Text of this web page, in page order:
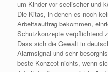
um Kinder vor seelischer und
Die Kitas, in denen es noch
Arbeitsauftrag bekommen,
Schutzkonzepte verpflichtend
Dass sich die Gewalt in
Alarmsignal und sehr
beste Konzept nichts, wenn